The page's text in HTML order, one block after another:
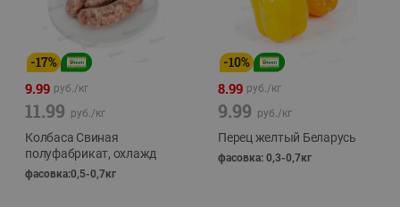
-17%
9.99 руб./кг
11.99 руб./кг
Колбаса Свиная
полуфабрикат, охлажд
фасовка:0,5-0,7кг
-10%
8.99 руб./кг
9.99 руб./кг
Перец желтый Беларусь
фасовка: 0,3-0,7кг